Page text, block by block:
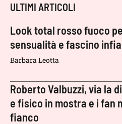
ULTIMI ARTICOLI
Look total rosso fuoco
sensualità e fascino
Barbara Leotta
Roberto Valbuzzi, via la
e fisico in mostra e i fan
fianco